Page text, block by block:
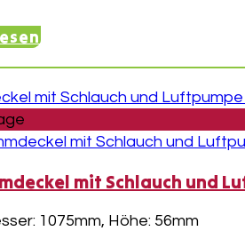
mit Schlauch und
1075mm, Höhe: 56mm